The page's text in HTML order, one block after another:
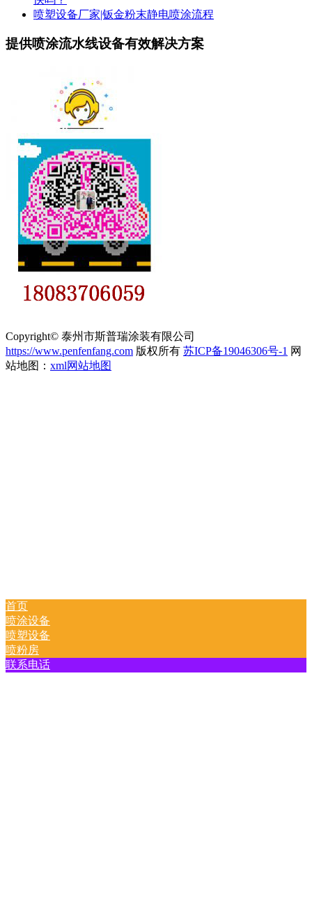
喷塑设备厂家|钣金粉末静电喷涂流程
提供喷涂流水线设备有效解决方案
Copyright© 泰州市斯普瑞涂装有限公司
https://www.penfenfang.com 版权所有 苏ICP备19046306号-1 网
站地图： xml网站地图
首页
喷涂设备
喷塑设备
喷粉房
联系电话